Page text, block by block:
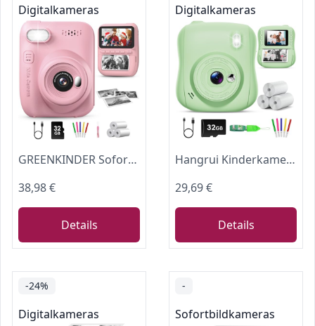
Digitalkameras
GREENKINDER Sofortbildkamera Kinder mit Sofortdruck für 3-12 Jahre
38,98 €
Details
Digitalkameras
Hangrui Kinderkamera Sofortbildkamera, 14MP Sofortbildkamera Kinder mit 32G Karte & Druckpapier, 1080P Kamera Kinder Sofortdruck mit Farbige Stifte, Geschenk für 3-12 Jungen und Mädchen-Grün
29,69 €
Details
-24%
Digitalkameras
-
Sofortbildkameras